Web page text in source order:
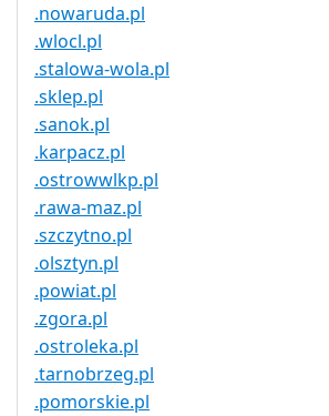
.nowaruda.pl
.wlocl.pl
.stalowa-wola.pl
.sklep.pl
.sanok.pl
.karpacz.pl
.ostrowwlkp.pl
.rawa-maz.pl
.szczytno.pl
.olsztyn.pl
.powiat.pl
.zgora.pl
.ostroleka.pl
.tarnobrzeg.pl
.pomorskie.pl